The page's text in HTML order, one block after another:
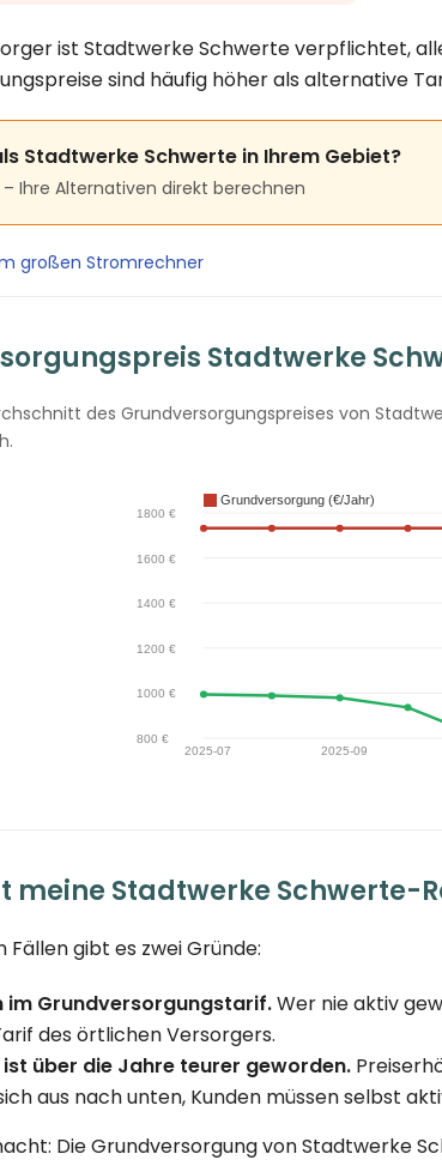
ist Stadtwerke Schwerte verpflichtet,
sind häufig höher als alternative
Stadtwerke Schwerte in Ihrem Gebiet?
– Ihre Alternativen direkt berechnen
großen Stromrechner
Stadtwerke
des Grundversorgungspreises von
meine Stadtwerke Schwerte-
Fällen gibt es zwei Gründe:
im Grundversorgungstarif.Wer nie aktiv
des örtlichen Versorgers.
über die Jahre teurer geworden.
aus nach unten, Kunden müssen selbst
Die Grundversorgung von Stadtwerke